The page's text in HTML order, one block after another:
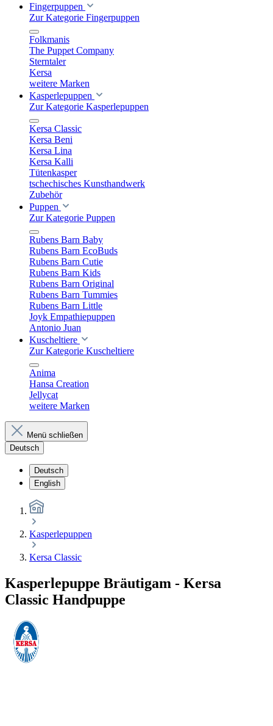
Fingerpuppen
Zur Kategorie Fingerpuppen
Folkmanis
The Puppet Company
Sterntaler
Kersa
weitere Marken
Kasperlepuppen
Zur Kategorie Kasperlepuppen
Kersa Classic
Kersa Beni
Kersa Lina
Kersa Kalli
Tütenkasper
tschechisches Kunsthandwerk
Zubehör
Puppen
Zur Kategorie Puppen
Rubens Barn Baby
Rubens Barn EcoBuds
Rubens Barn Cutie
Rubens Barn Kids
Rubens Barn Original
Rubens Barn Tummies
Rubens Barn Little
Joyk Empathiepuppen
Antonio Juan
Kuscheltiere
Zur Kategorie Kuscheltiere
Anima
Hansa Creation
Jellycat
weitere Marken
Menü schließen
Deutsch
Deutsch
English
Kasperlepuppen
Kersa Classic
Kasperlepuppe Bräutigam - Kersa
Classic Handpuppe